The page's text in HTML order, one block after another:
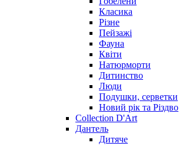
Класика
Різне
Пейзажі
Фауна
Квіти
Натюрморти
Дитинство
Люди
Подушки, серветки
Новий рік та Різдво
Collection D'Art
Дантель
Дитяче